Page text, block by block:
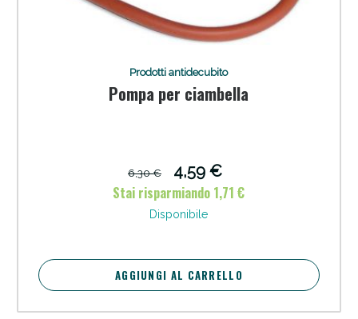
Prodotti antidecubito
Pompa per ciambella
6,30 €
4,59 €
Stai risparmiando 1,71 €
Disponibile
AGGIUNGI AL CARRELLO
Vie Urinarie e Prostata: Sconti fino al 45% oggi!